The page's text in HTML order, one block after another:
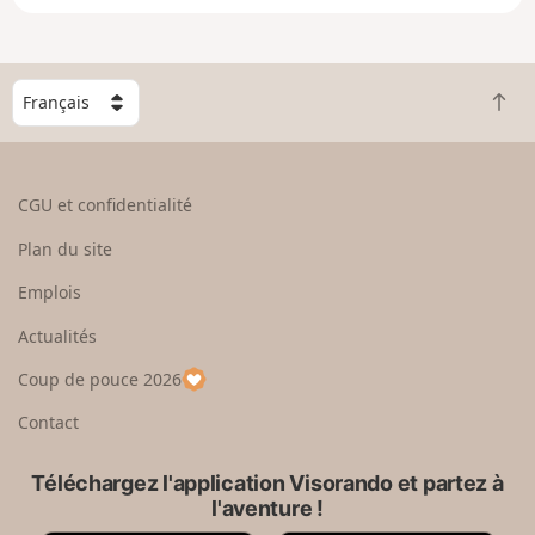
g
n
C
h
o
e
u
p
a
R
e
CGU et confidentialité
Plan du site
Emplois
Actualités
Coup de pouce 2026
Contact
Téléchargez l'application Visorando et partez à
l'aventure !